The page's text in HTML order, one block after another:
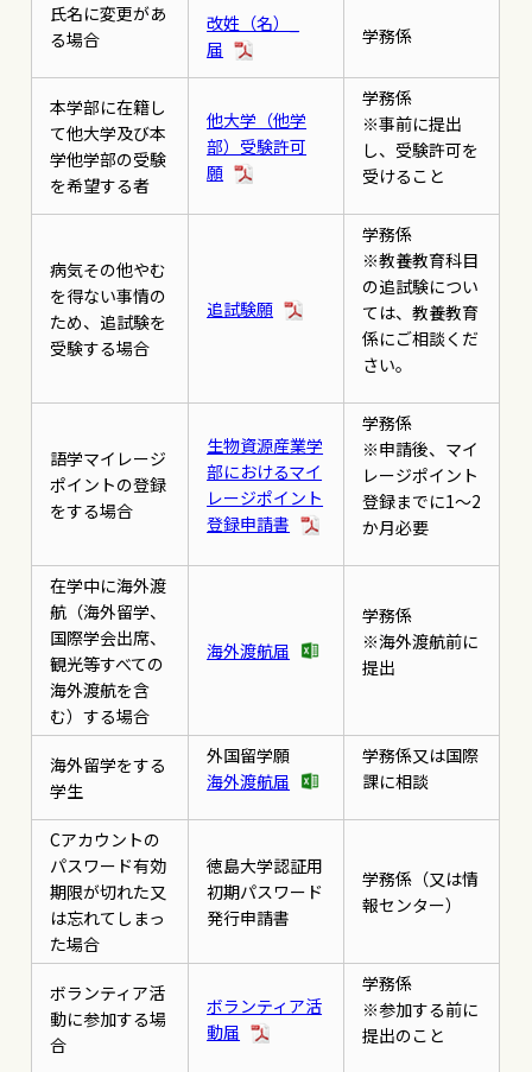
氏名に変更があ
る場合
改姓（名）_
届
学務係
本学部に在籍し
て他大学及び本
学他学部の受験
を希望する者
他大学（他学
部）受験許可
願
学務係
※事前に提出
し、受験許可を
受けること
病気その他やむ
を得ない事情の
ため、追試験を
受験する場合
追試験願
学務係
※教養教育科目
の追試験につい
ては、教養教育
係にご相談くだ
さい。
語学マイレージ
ポイントの登録
をする場合
生物資源産業学
部におけるマイ
レージポイント
登録申請書
学務係
※申請後、マイ
レージポイント
登録までに1～2
か月必要
在学中に海外渡
航（海外留学、
国際学会出席、
観光等すべての
海外渡航を含
む）する場合
海外渡航届
学務係
※海外渡航前に
提出
海外留学をする
学生
外国留学願
海外渡航届
学務係又は国際
課に相談
Cアカウントの
パスワード有効
期限が切れた又
は忘れてしまっ
た場合
徳島大学認証用
初期パスワード
発行申請書
学務係（又は情
報センター）
ボランティア活
動に参加する場
合
ボランティア活
動届
学務係
※参加する前に
提出のこと